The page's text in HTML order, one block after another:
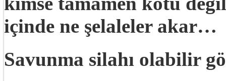
içinde ne şelaleler akar…
Savunma silahı olabilir